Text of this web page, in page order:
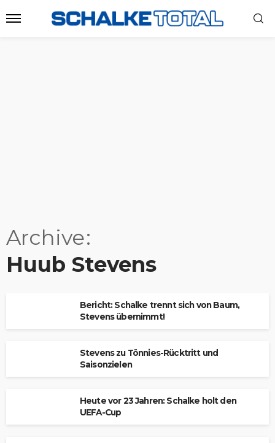
Archive
Huub Stevens
Bericht: Schalke trennt sich von Baum,
Stevens übernimmt!
Stevens zu Tönnies-Rücktritt und
Saisonzielen
Heute vor 23 Jahren: Schalke holt den
UEFA-Cup